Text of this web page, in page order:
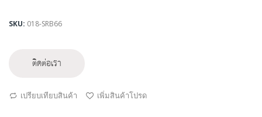
SKU 018-SRB66
ติดต่อเรา
เปรียบเทียบสินค้า เพิ่มสินค้าโปรด